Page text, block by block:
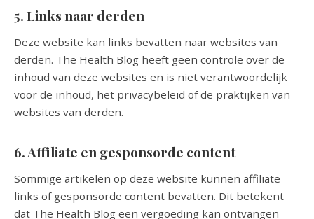
5. Links naar derden
Deze website kan links bevatten naar websites van
derden. The Health Blog heeft geen controle over de
inhoud van deze websites en is niet verantwoordelijk
voor de inhoud, het privacybeleid of de praktijken van
websites van derden.
6. Affiliate en gesponsorde content
Sommige artikelen op deze website kunnen affiliate
links of gesponsorde content bevatten. Dit betekent
dat The Health Blog een vergoeding kan ontvangen